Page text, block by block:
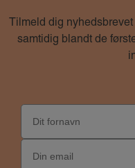
Tilmeld dig
samtidig blandt de